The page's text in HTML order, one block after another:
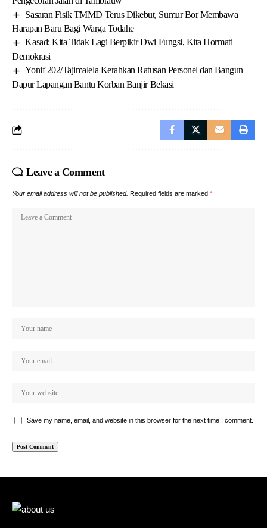
Sasaran Fisik TMMD Terus Dikebut, Sumur Bor Membawa
Harapan Baru Bagi Warga Todahe
Kasad: Kita Tidak Lagi Berpikir Dwi Fungsi, Kita Hormati
Demokrasi
Yonif 202/Tajimalela Kerahkan Ratusan Personel dan Bangun
Dapur Lapangan Bantu Korban Banjir Bekasi
Leave a Comment
Your email address will not be published. Required fields are marked *
Save my name, email, and website in this browser for the next time I comment.